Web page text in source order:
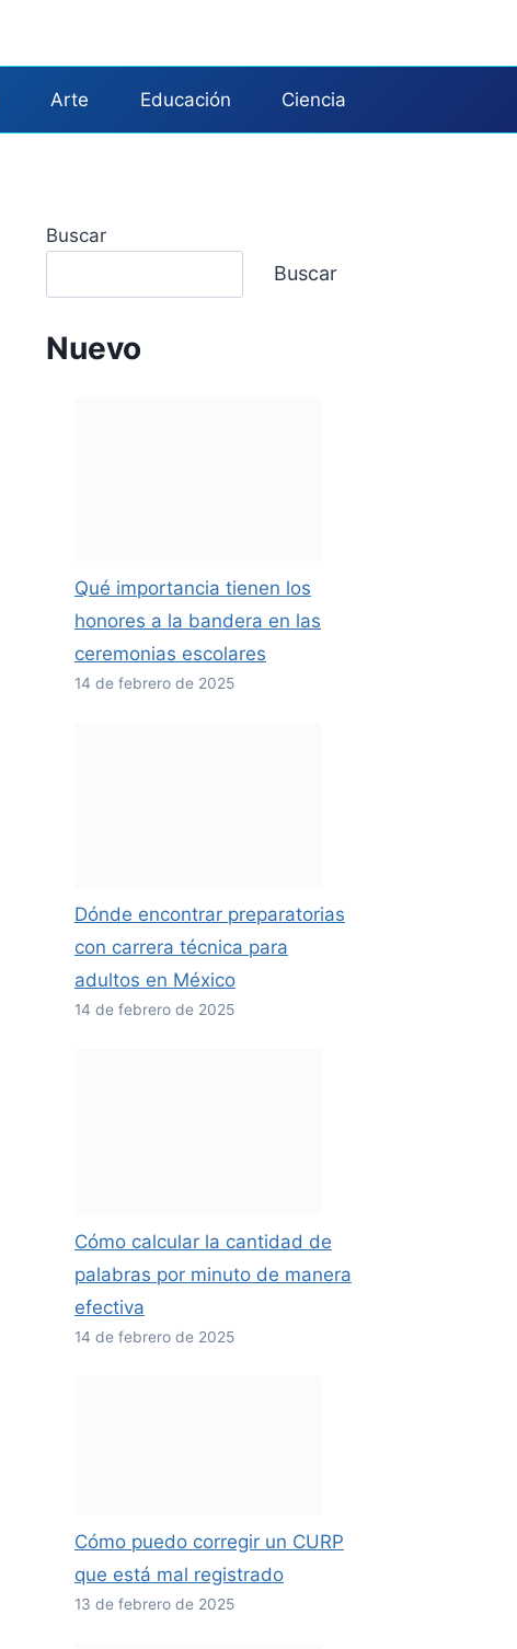
Arte Educación Ciencia
Buscar
Buscar
Nuevo
Qué importancia tienen los
honores a la bandera en las
ceremonias escolares
14 de febrero de 2025
Dónde encontrar preparatorias
con carrera técnica para
adultos en México
14 de febrero de 2025
Cómo calcular la cantidad de
palabras por minuto de manera
efectiva
14 de febrero de 2025
Cómo puedo corregir un CURP
que está mal registrado
13 de febrero de 2025